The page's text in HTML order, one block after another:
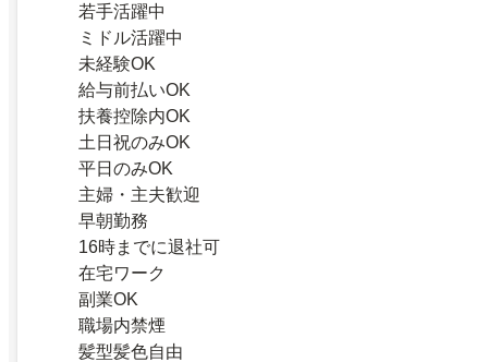
若手活躍中
ミドル活躍中
未経験OK
給与前払いOK
扶養控除内OK
土日祝のみOK
平日のみOK
主婦・主夫歓迎
早朝勤務
16時までに退社可
在宅ワーク
副業OK
職場内禁煙
髪型髪色自由